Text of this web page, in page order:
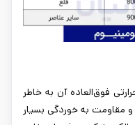
فوق‌العاده آن به خاطر
مقاومت به خوردگی بسیار